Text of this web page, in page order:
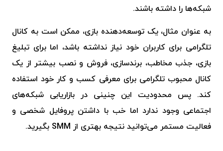
شبکه‌ها را داشته باشند.
به ‌عنوان ‌مثال، یک توسعه‌دهنده بازی، ممکن است به کانال
تلگرامی برای کاربران خود نیاز نداشته باشد، اما برای تبلیغ
بازی، جذب مخاطب، برندسازی، فروش و نصب بیشتر از یک
کانال محبوب تلگرامی برای معرفی کسب و کار خود استفاده
کند. پس محدودیت این چنینی در بازاریابی شبکه‌های
اجتماعی وجود ندارد اما خب با داشتن پروفایل شخصی و
فعالیت مستمر می‌توانید نتیجه بهتری از SMM بگیرید.